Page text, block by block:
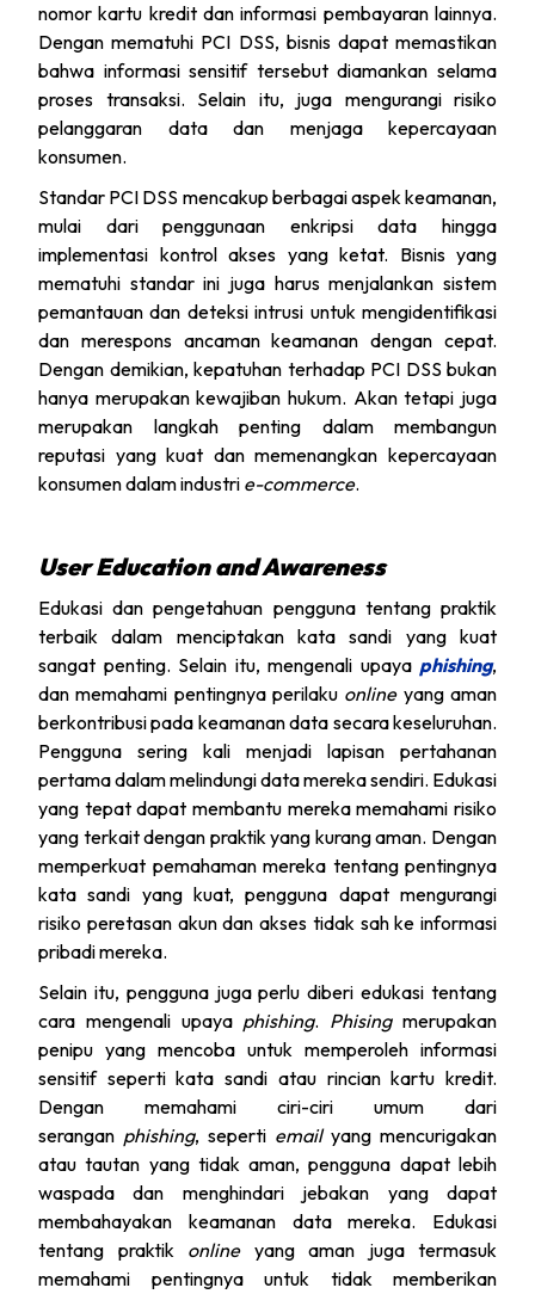
nomor kartu kredit dan informasi pembayaran lainnya.
Dengan mematuhi PCI DSS, bisnis dapat memastikan
bahwa informasi sensitif tersebut diamankan selama
proses transaksi. Selain itu, juga mengurangi risiko
pelanggaran data dan menjaga kepercayaan
konsumen.
Standar PCI DSS mencakup berbagai aspek keamanan,
mulai dari penggunaan enkripsi data hingga
implementasi kontrol akses yang ketat. Bisnis yang
mematuhi standar ini juga harus menjalankan sistem
pemantauan dan deteksi intrusi untuk mengidentifikasi
dan merespons ancaman keamanan dengan cepat.
Dengan demikian, kepatuhan terhadap PCI DSS bukan
hanya merupakan kewajiban hukum. Akan tetapi juga
merupakan langkah penting dalam membangun
reputasi yang kuat dan memenangkan kepercayaan
konsumen dalam industri e-commerce.
User Education and Awareness
Edukasi dan pengetahuan pengguna tentang praktik
terbaik dalam menciptakan kata sandi yang kuat
sangat penting. Selain itu, mengenali upaya phishing,
dan memahami pentingnya perilaku online yang aman
berkontribusi pada keamanan data secara keseluruhan.
Pengguna sering kali menjadi lapisan pertahanan
pertama dalam melindungi data mereka sendiri. Edukasi
yang tepat dapat membantu mereka memahami risiko
yang terkait dengan praktik yang kurang aman. Dengan
memperkuat pemahaman mereka tentang pentingnya
kata sandi yang kuat, pengguna dapat mengurangi
risiko peretasan akun dan akses tidak sah ke informasi
pribadi mereka.
Selain itu, pengguna juga perlu diberi edukasi tentang
cara mengenali upaya phishing. Phisingmerupakan
penipu yang mencoba untuk memperoleh informasi
sensitif seperti kata sandi atau rincian kartu kredit.
Dengan memahami ciri-ciri umum dari
serangan phishing, seperti email yang mencurigakan
atau tautan yang tidak aman, pengguna dapat lebih
waspada dan menghindari jebakan yang dapat
membahayakan keamanan data mereka. Edukasi
tentang praktik online yang aman juga termasuk
memahami pentingnya untuk tidak memberikan